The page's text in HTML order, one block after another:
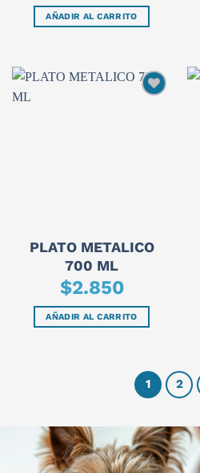
AÑADIR AL CARRITO
PLATO METALICO
700 ML
$2.850
AÑADIR AL CARRITO
1 2